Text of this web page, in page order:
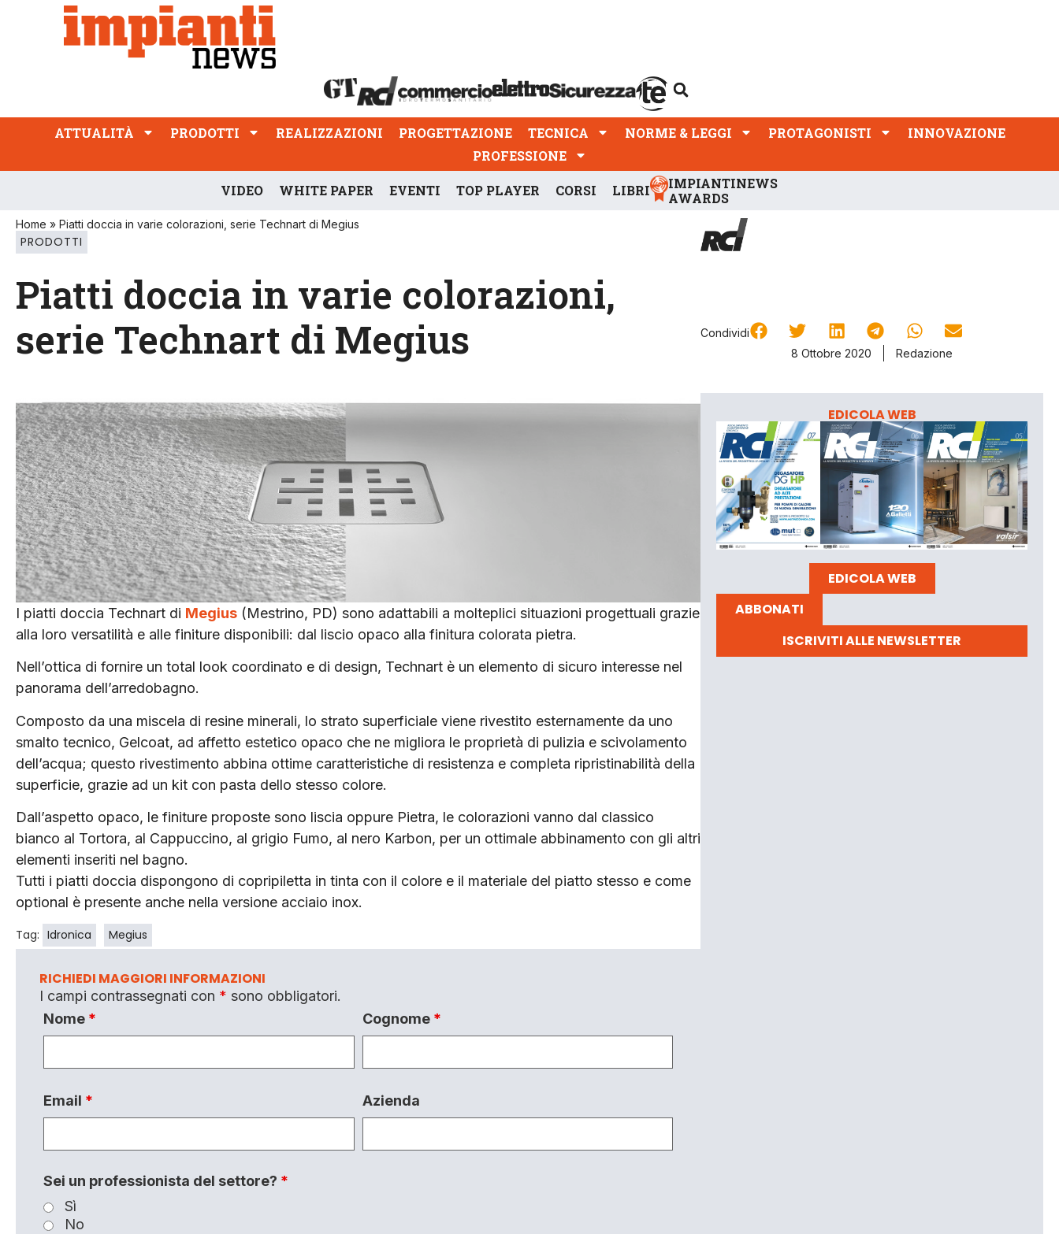
ATTUALITÀ PRODOTTI REALIZZAZIONI
PROFESSIONE
ATTUALITÀ PRODOTTI REALIZZAZIONI PROGETTAZIONE TECNICA NORME & LEGGI PROTAGONISTI
INNOVAZIONE
PROFESSIONE
VIDEO WHITE PAPER EVENTI TOP PLAYER CORSI LIBRI
IMPIANTINEWS
AWARDS
Home » Piatti doccia in varie colorazioni, serie Technart di Megius
PRODOTTI
Piatti doccia in varie colorazioni,
serie Technart di Megius
Condividi
8 Ottobre 2020
Redazione
I piatti doccia Technart di Megius (Mestrino, PD) sono adattabili a molteplici situazioni progettuali grazie
alla loro versatilità e alle finiture disponibili: dal liscio opaco alla finitura colorata pietra.
Nell’ottica di fornire un total look coordinato e di design, Technart è un elemento di sicuro interesse nel
panorama dell’arredobagno.
Composto da una miscela di resine minerali, lo strato superficiale viene rivestito esternamente da uno
smalto tecnico, Gelcoat, ad affetto estetico opaco che ne migliora le proprietà di pulizia e scivolamento
dell’acqua; questo rivestimento abbina ottime caratteristiche di resistenza e completa ripristinabilità della
superficie, grazie ad un kit con pasta dello stesso colore.
Dall’aspetto opaco, le finiture proposte sono liscia oppure Pietra, le colorazioni vanno dal classico
bianco al Tortora, al Cappuccino, al grigio Fumo, al nero Karbon, per un ottimale abbinamento con gli altri
elementi inseriti nel bagno.
Tutti i piatti doccia dispongono di copripiletta in tinta con il colore e il materiale del piatto stesso e come
optional è presente anche nella versione acciaio inox.
Tag: Idronica Megius
RICHIEDI MAGGIORI INFORMAZIONI
I campi contrassegnati con * sono obbligatori.
Nome * Cognome *
Email * Azienda
Sei un professionista del settore? *
Sì
No
EDICOLA WEB
EDICOLA WEB
ABBONATI
ISCRIVITI ALLE NEWSLETTER